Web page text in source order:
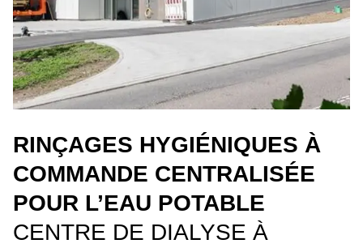
RINÇAGES HYGIÉNIQUES À
COMMANDE CENTRALISÉE
POUR L’EAU POTABLE
CENTRE DE DIALYSE À